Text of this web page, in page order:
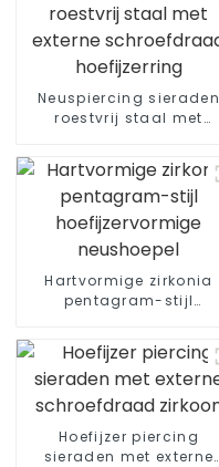
Neuspiercing sieraden
roestvrij staal met
Hartvormige zirkonia
pentagram-stijl
Hoefijzer piercing
sieraden met externe